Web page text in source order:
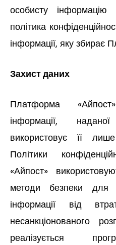
особисту
політика
інформації, яку збирає
Захист даних
Платформа
інформації,
використовує її
Політики
«Айпост»
методи безпеки для
інформації від
несанкціонованого
реалізується